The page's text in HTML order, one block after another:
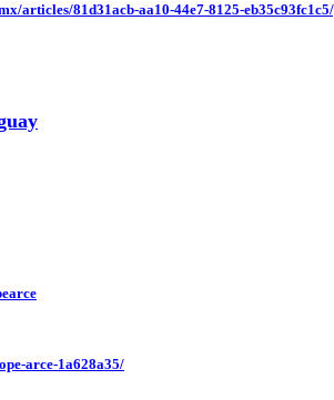
articles/81d31acb-aa10-44e7-8125-
arce-1a628a35/